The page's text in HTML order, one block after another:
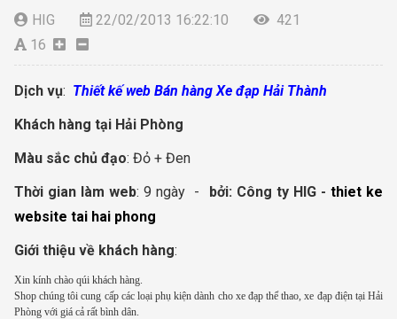
HIG 22/02/2013 16:22:10
421
16
Dịch vụ: Thiết kế web Bán hàng Xe đạp Hải Thành
Khách hàng tại Hải Phòng
Màu sắc chủ đạo: Đỏ + Đen
Thời gian làm web: 9 ngày - bởi: Công ty HIG - thiet ke
website tai hai phong
Giới thiệu về khách hàng:
Xin kính chào qúi khách hàng.
Shop chúng tôi cung cấp các loại phụ kiện dành cho xe đạp thể thao, xe đạp điện tại Hải
Phòng với giá cả rất bình dân.